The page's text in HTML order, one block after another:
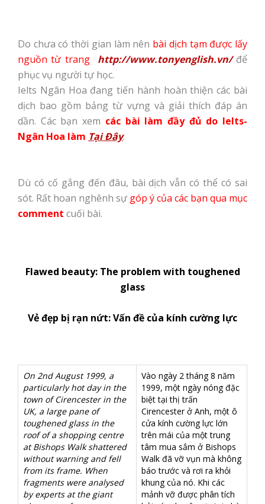
Do chưa có thời gian làm nên bài dịch tạm được lấy
nguồn từ trang
http://www.tonyenglish.vn/để
phục vụ người tự học.
Ielts Ngân Hoa đang tiến hành hoàn thiện các bài
dịch bao gồm bảng từ vựng và giải thích đáp án
dần. Các bạn xem các bài làm đầy đủ do Ielts-
Ngân Hoa làm Tại Đây.
Dù có cố gắng đến đâu, bài dịch vẫn có thể có sai
sót. Rất hoan nghênh sự góp ý của các bạn qua mục
comment cuối bài.
Flawed beauty: The problem with toughened
glass
Vẻ đẹp bị rạn nứt: Vấn đề của kính cường lực
On 2nd August 1999, a
particularly hot day in the
town of Cirencester in the
UK, a large pane of
toughened glass in the
roof of a shopping centre
at Bishops Walk shattered
without warning and fell
from its frame. When
fragments were analysed
by experts at the giant
Vào ngày 2 tháng 8 năm
1999, một ngày nóng đặc
biệt tại thị trấn
Cirencester ở Anh, một ô
cửa kính cường lực lớn
trên mái của một trung
tâm mua sắm ở Bishops
Walk đã vỡ vụn mà không
báo trước và rơi ra khỏi
khung của nó. Khi các
mảnh vỡ được phân tích